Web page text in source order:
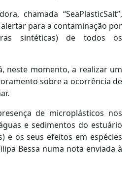
chamada “SeaPlasticSalt”,
para a contaminação por
sintéticas) de todos os
neste momento, a realizar um
sobre a ocorrência de
de microplásticos nos
e sedimentos do estuário
e os seus efeitos em espécies
Bessa numa nota enviada à